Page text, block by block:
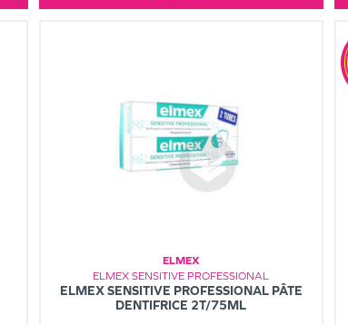
ELMEX
ELMEX SENSITIVE PROFESSIONAL
ELMEX SENSITIVE PROFESSIONAL PÂTE
DENTIFRICE 2T/75ML